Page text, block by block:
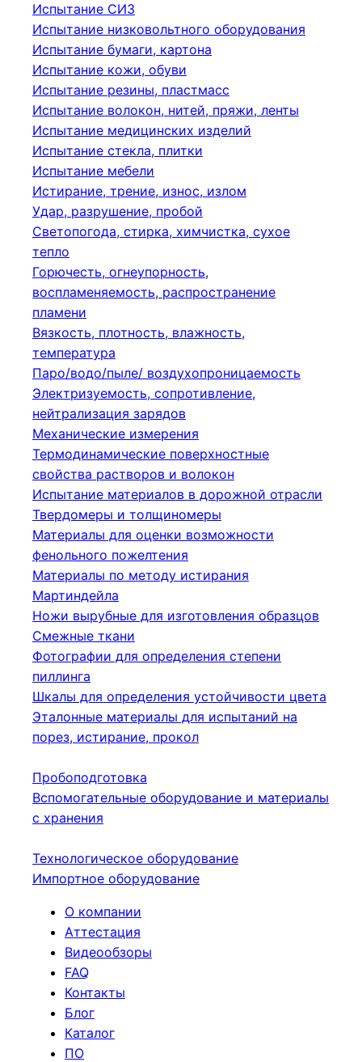
Испытание СИЗ
Испытание низковольтного оборудования
Испытание бумаги, картона
Испытание кожи, обуви
Испытание резины, пластмасс
Испытание волокон, нитей, пряжи, ленты
Испытание медицинских изделий
Испытание стекла, плитки
Испытание мебели
Истирание, трение, износ, излом
Удар, разрушение, пробой
Светопогода, стирка, химчистка, сухое
тепло
Горючесть, огнеупорность,
воспламеняемость, распространение
пламени
Вязкость, плотность, влажность,
температура
Паро/водо/пыле/ воздухопроницаемость
Электризуемость, сопротивление,
нейтрализация зарядов
Механические измерения
Термодинамические поверхностные
свойства растворов и волокон
Испытание материалов в дорожной отрасли
Твердомеры и толщиномеры
Материалы для оценки возможности
фенольного пожелтения
Материалы по методу истирания
Мартиндейла
Ножи вырубные для изготовления образцов
Смежные ткани
Фотографии для определения степени
пиллинга
Шкалы для определения устойчивости цвета
Эталонные материалы для испытаний на
порез, истирание, прокол
Пробоподготовка
Вспомогательные оборудование и материалы
с хранения
Технологическое оборудование
Импортное оборудование
О компании
Аттестация
Видеообзоры
FAQ
Контакты
Блог
Каталог
ПО